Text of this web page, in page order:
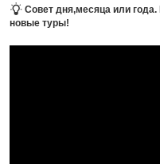
Совет дня,месяца или года.
новые туры!